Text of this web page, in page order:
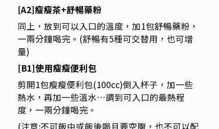
[A2]瘦瘦茶+舒暢藥粉
同上，放到可以入口的溫度，加1包舒暢藥粉，
一兩分鐘喝完。(舒暢有5種可交替用，也可增
量)
[B1]使用瘦瘦便利包
剪開1包瘦瘦便利包(100cc)倒入杯子，加一些
熱水，再加一些溫水…調到可入口的最熱程
度，一兩分鐘喝完。
(注意:不可飯中或飯後喝且要空腹，也不可以配